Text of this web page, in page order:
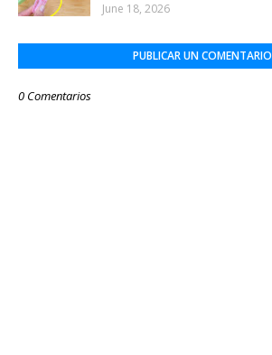
June 18, 2026
PUBLICAR UN COMENTARIO
0 Comentarios